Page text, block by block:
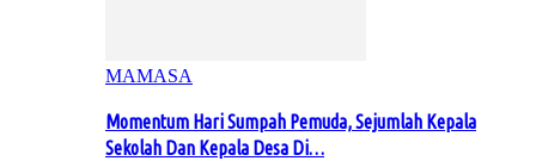
MAMASA
Momentum Hari Sumpah Pemuda, Sejumlah Kepala
Sekolah Dan Kepala Desa Di…